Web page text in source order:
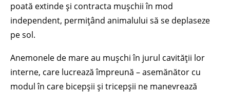
poată extinde și contracta mușchii în mod
independent, permițând animalului să se deplaseze
pe sol.
Anemonele de mare au mușchi în jurul cavității lor
interne, care lucrează împreună – asemănător cu
modul în care bicepșii și tricepșii ne manevrează